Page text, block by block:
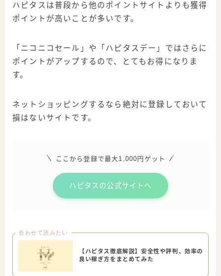
ハピタスは普段から他のポイントサイトよりも獲得
ポイントが高いことが多いです。
「ニコニコセール」や「ハピタスデー」ではさらに
ポイントがアップするので、とてもお得になりま
す。
ネットショッピングするなら絶対に登録しておいて
損はないサイトです。
ここから登録で最大1,000円ゲット
ハピタスの公式サイトへ
合わせて読みたい
【ハピタス徹底解説】安全性や評判、効率の
良い稼ぎ方をまとめてみた